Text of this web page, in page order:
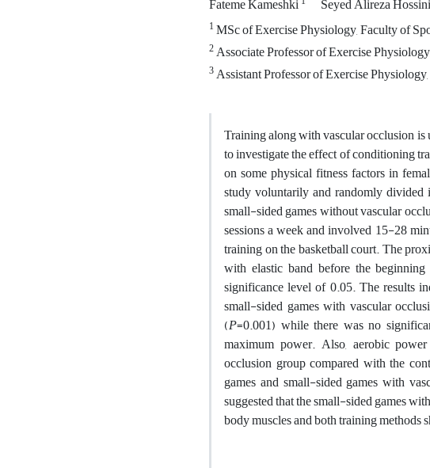
Fateme Kameshki Seyed Alireza
1MSc of Exercise Physiology, Faculty of
2Associate Professor of Exercise
3Assistant Professor of Exercise
Training along with vascular occlusion
to investigate the effect of conditioning
on some physical fitness factors in
study voluntarily and randomly divided
small-sided games without vascular
sessions a week and involved 15-28
training on the basketball court. The
with elastic band before the
significance level of 0.05. The results
small-sided games with vascular
(P=0.001) while there was no
maximum power. Also, aerobic
occlusion group compared with the
games and small-sided games with
suggested that the small-sided games
body muscles and both training methods